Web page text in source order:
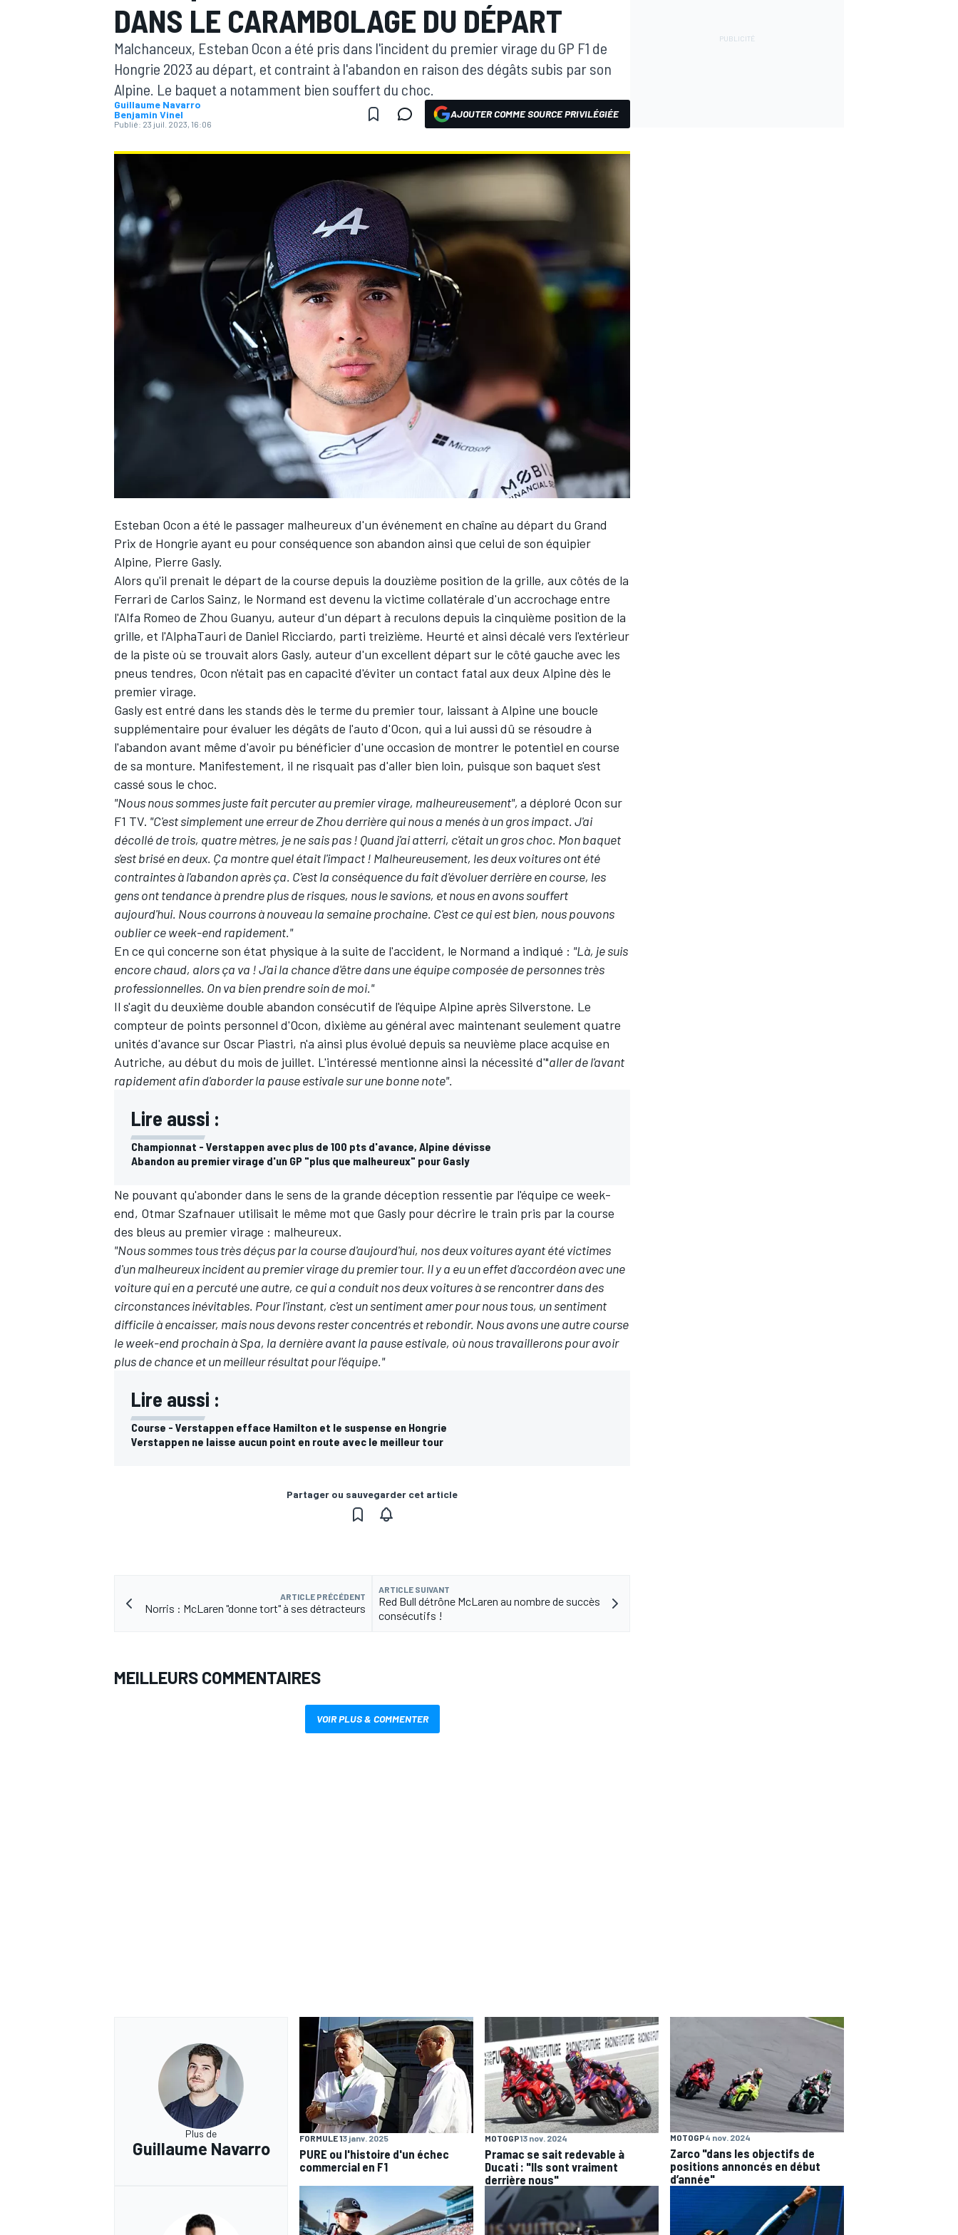
MOTOGP
WEC
AUTRES CHAMPIONNATS
DANS LE CARAMBOLAGE DU DÉPART
Malchanceux, Esteban Ocon a été pris dans l'incident du premier virage du GP F1 de
Hongrie 2023 au départ, et contraint à l'abandon en raison des dégâts subis par son
Alpine. Le baquet a notamment bien souffert du choc.
Guillaume Navarro
Benjamin Vinel
Publié: 23 juil. 2023, 16:06
AJOUTER COMME SOURCE PRIVILÉGIÉE
Esteban Ocon a été le passager malheureux d'un événement en chaîne au départ du Grand
Prix de Hongrie ayant eu pour conséquence son abandon ainsi que celui de son équipier
Alpine, Pierre Gasly.
Alors qu'il prenait le départ de la course depuis la douzième position de la grille, aux côtés de la
Ferrari de Carlos Sainz, le Normand est devenu la victime collatérale d'un accrochage entre
l'Alfa Romeo de Zhou Guanyu, auteur d'un départ à reculons depuis la cinquième position de la
grille, et l'AlphaTauri de Daniel Ricciardo, parti treizième. Heurté et ainsi décalé vers l'extérieur
de la piste où se trouvait alors Gasly, auteur d'un excellent départ sur le côté gauche avec les
pneus tendres, Ocon n'était pas en capacité d'éviter un contact fatal aux deux Alpine dès le
premier virage.
Gasly est entré dans les stands dès le terme du premier tour, laissant à Alpine une boucle
supplémentaire pour évaluer les dégâts de l'auto d'Ocon, qui a lui aussi dû se résoudre à
l'abandon avant même d'avoir pu bénéficier d'une occasion de montrer le potentiel en course
de sa monture. Manifestement, il ne risquait pas d'aller bien loin, puisque son baquet s'est
cassé sous le choc.
"Nous nous sommes juste fait percuter au premier virage, malheureusement", a déploré Ocon sur
F1 TV. "C'est simplement une erreur de Zhou derrière qui nous a menés à un gros impact. J'ai
décollé de trois, quatre mètres, je ne sais pas ! Quand j'ai atterri, c'était un gros choc. Mon baquet
s'est brisé en deux. Ça montre quel était l'impact ! Malheureusement, les deux voitures ont été
contraintes à l'abandon après ça. C'est la conséquence du fait d'évoluer derrière en course, les
gens ont tendance à prendre plus de risques, nous le savions, et nous en avons souffert
aujourd'hui. Nous courrons à nouveau la semaine prochaine. C'est ce qui est bien, nous pouvons
oublier ce week-end rapidement."
En ce qui concerne son état physique à la suite de l'accident, le Normand a indiqué : "Là, je suis
encore chaud, alors ça va ! J'ai la chance d'être dans une équipe composée de personnes très
professionnelles. On va bien prendre soin de moi."
Il s'agit du deuxième double abandon consécutif de l'équipe Alpine après Silverstone. Le
compteur de points personnel d'Ocon, dixième au général avec maintenant seulement quatre
unités d'avance sur Oscar Piastri, n'a ainsi plus évolué depuis sa neuvième place acquise en
Autriche, au début du mois de juillet. L'intéressé mentionne ainsi la nécessité d'"aller de l'avant
rapidement afin d'aborder la pause estivale sur une bonne note".
Lire aussi :
Championnat - Verstappen avec plus de 100 pts d'avance, Alpine dévisse
Abandon au premier virage d'un GP "plus que malheureux" pour Gasly
Ne pouvant qu'abonder dans le sens de la grande déception ressentie par l'équipe ce week-
end, Otmar Szafnauer utilisait le même mot que Gasly pour décrire le train pris par la course
des bleus au premier virage : malheureux.
"Nous sommes tous très déçus par la course d'aujourd'hui, nos deux voitures ayant été victimes
d'un malheureux incident au premier virage du premier tour. Il y a eu un effet d'accordéon avec une
voiture qui en a percuté une autre, ce qui a conduit nos deux voitures à se rencontrer dans des
circonstances inévitables. Pour l'instant, c'est un sentiment amer pour nous tous, un sentiment
difficile à encaisser, mais nous devons rester concentrés et rebondir. Nous avons une autre course
le week-end prochain à Spa, la dernière avant la pause estivale, où nous travaillerons pour avoir
plus de chance et un meilleur résultat pour l'équipe."
Lire aussi :
Course - Verstappen efface Hamilton et le suspense en Hongrie
Verstappen ne laisse aucun point en route avec le meilleur tour
Partager ou sauvegarder cet article
ARTICLE PRÉCÉDENT
Norris : McLaren "donne tort" à ses détracteurs
ARTICLE SUIVANT
Red Bull détrône McLaren au nombre de succès
consécutifs !
MEILLEURS COMMENTAIRES
VOIR PLUS & COMMENTER
Plus de
Guillaume Navarro
FORMULE 13 janv. 2025
PURE ou l'histoire d'un échec
commercial en F1
MOTOGP13 nov. 2024
Pramac se sait redevable à
Ducati : "Ils sont vraiment
derrière nous"
MOTOGP4 nov. 2024
Zarco "dans les objectifs de
positions annoncés en début
d’année"